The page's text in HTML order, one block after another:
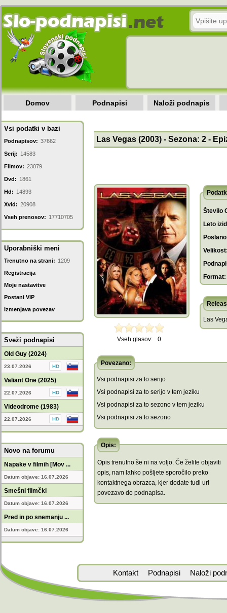
Domov Podnapisi Naloži podnapis
Vsi podatki v bazi
Podnapisov: 37662
Serij: 14583
Filmov: 23079
Dvd: 1861
Hd: 14893
Xvid: 20908
Vseh prenosov: 17710705
Uporabniški meni
Trenutno na strani: 1209
Registracija
Moje nastavitve
Postani VIP
Izmenjava povezav
Sveži podnapisi
Old Guy (2024)
23.07.2026
Valiant One (2025)
22.07.2026
Videodrome (1983)
22.07.2026
Novo na forumu
Napake v filmih [Mov ...
Datum objave: 16.07.2026
Smešni filmčki
Datum objave: 16.07.2026
Pred in po snemanju ...
Datum objave: 16.07.2026
Las Vegas (2003) - Sezona: 2 -
Vseh glasov: 0
Število
Leto
Format:
Las
Povezano:
Vsi podnapisi za to serijo
Vsi podnapisi za to serijo v tem jeziku
Vsi podnapisi za to sezono v tem jeziku
Vsi podnapisi za to sezono
Opis:
Opis trenutno še ni na voljo. Če želite objaviti
opis, nam lahko pošljete sporočilo preko
kontaktnega obrazca, kjer dodate tudi url
povezavo do podnapisa.
Kontakt Podnapisi Naloži